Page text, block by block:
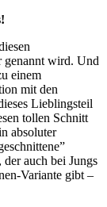
genannt wird. Und
einem
mit den
Lieblingsteil
tollen Schnitt
absoluter
auch bei Jungs
Variante gibt –